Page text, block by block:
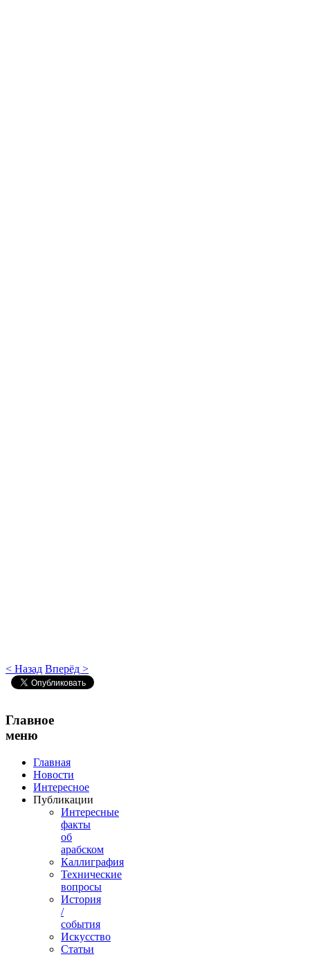
AdmirorGallery 4.5.0, author/s
Kekeljevic.
< Назад Вперёд >
Главное
меню
Главная
Новости
Интересное
Публикации
Интересные
факты
об
арабском
Каллиграфия
Технические
вопросы
История
/
события
Искусство
Статьи